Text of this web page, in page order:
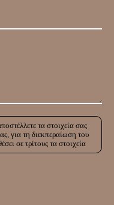
τα στοιχεία σας
για τη διεκπεραίωση του
σε τρίτους τα στοιχεία